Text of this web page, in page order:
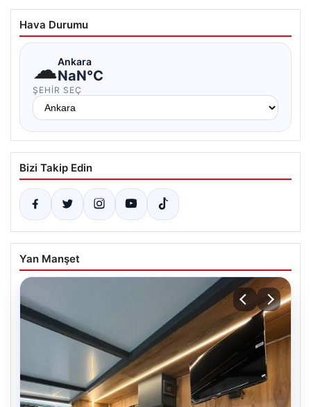
Hava Durumu
☁Ankara
NaN°C
ŞEHIR SEÇ
Bizi Takip Edin
Yan Manşet